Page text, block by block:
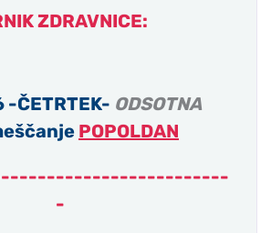
ZDRAVNICE:
-ČETRTEK- ODSOTNA
POPOLDAN
-